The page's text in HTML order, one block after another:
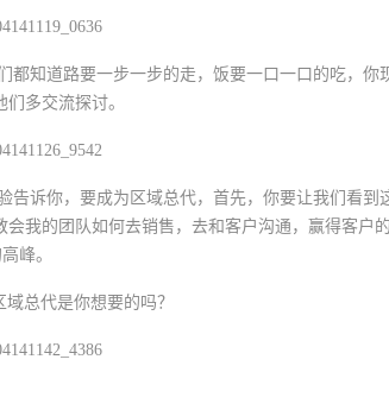
道路要一步一步的走，饭要一口一口的吃，你
多交流探讨。
你，要成为区域总代，首先，你要让我们看到
我的团队如何去销售，去和客户沟通，赢得客户
峰。
总代是你想要的吗？